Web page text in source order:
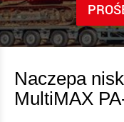
Naczepa
MultiMAX